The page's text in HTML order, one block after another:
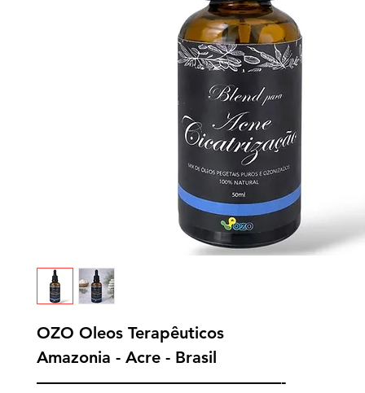
OZO Oleos Terapêuticos
Amazonia - Acre - Brasil
———————————————-